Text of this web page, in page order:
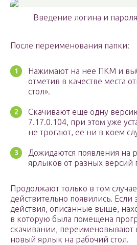
Введение логина и
После переименования папки:
Нажимают на нее ПКМ и
отметив в качестве места
стол».
Скачивают еще одну
7.17.0.104, при этом уже
не трогают, ее ни в коем
Дожидаются появления на
ярлыков от разных версий
Продолжают только в том
действительно появились. Если
действия, описанные выше,
в которую была помещена
скачивании, переименовывают
новый ярлык на рабочий стол.